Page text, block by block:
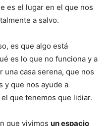
es el lugar en el que nos
a salvo.
es que algo está
es lo que no funciona y a
una casa serena, que nos
y que nos ayude a
que tenemos que lidiar.
que vivimos un espacio